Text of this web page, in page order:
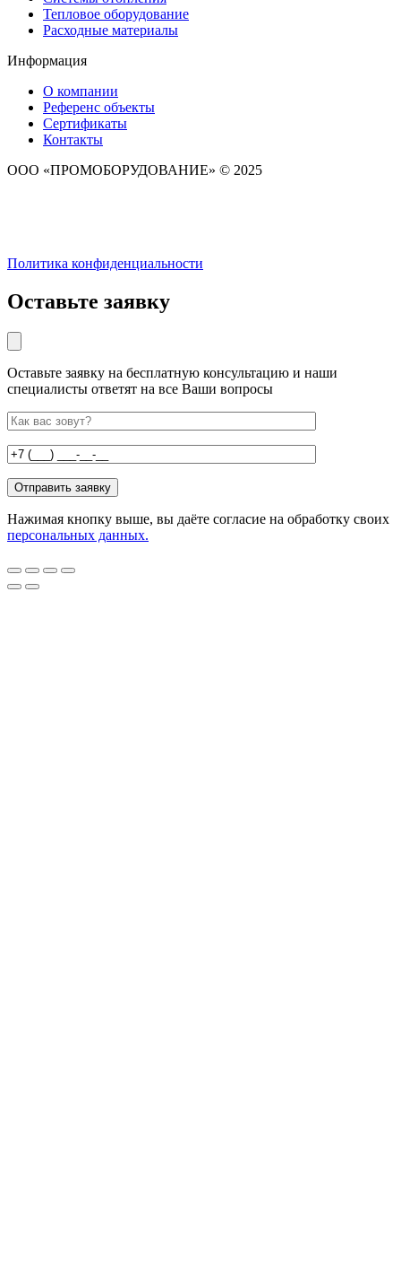
Тепловое оборудование
Расходные материалы
Информация
О компании
Референс объекты
Сертификаты
Контакты
ООО «ПРОМОБОРУДОВАНИЕ» © 2025
Политика конфиденциальности
Оставьте заявку
Оставьте заявку на бесплатную консультацию и наши
специалисты ответят на все Ваши вопросы
Нажимая кнопку выше, вы даёте согласие на обработку своих
персональных данных.